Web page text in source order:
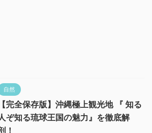
自然
【完全保存版】沖縄極上観光地 『 知る
ぞ知る琉球王国の魅力』を徹底解
！